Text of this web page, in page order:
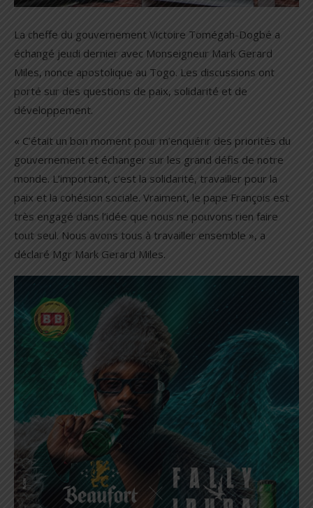
La cheffe du gouvernement Victoire Tomégah-Dogbé a
échangé jeudi dernier avec Monseigneur Mark Gerard
Miles, nonce apostolique au Togo. Les discussions ont
porté sur des questions de paix, solidarité et de
développement.
« C’était un bon moment pour m’enquérir des priorités du
gouvernement et échanger sur les grand défis de notre
monde. L’important, c’est la solidarité, travailler pour la
paix et la cohésion sociale. Vraiment, le pape François est
très engagé dans l’idée que nous ne pouvons rien faire
tout seul. Nous avons tous à travailler ensemble », a
déclaré Mgr Mark Gerard Miles.